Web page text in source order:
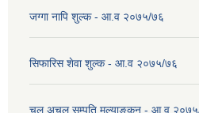
जग्गा नापि शुल्क - आ.व २०७५/७६
सिफारिस शेवा शुल्क - आ.व २०७५/७६
चल अचल सम्पति मूल्याङकन - आ.व